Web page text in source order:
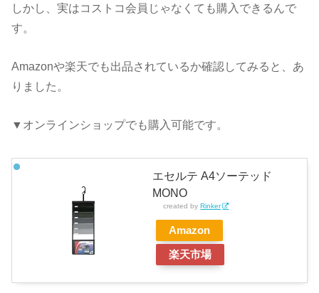
しかし、実はコストコ会員じゃなくても購入できるんで
す。
Amazonや楽天でも出品されているか確認してみると、あ
りました。
▼オンラインショップでも購入可能です。
エセルテ A4ソーテッド
MONO
created by Rinker
Amazon
楽天市場